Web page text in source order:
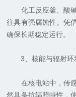
化工反应釜、酸碱
往具有强腐蚀性。凭
确保长期稳定运行。
3、核能与辐射环
在核电站中，传感
然具备抗辐照特性，